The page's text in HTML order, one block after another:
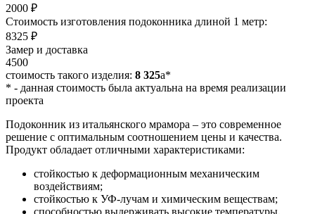
2000 ₽
Стоимость изготовления подоконника длиной 1 метр:
8325 ₽
Замер и доставка
4500
стоимость такого изделия: 8 325a*
* - данная стоимость была актуальна на время реализации
проекта
Подоконник из итальянского мрамора – это современное
решение с оптимальным соотношением цены и качества.
Продукт обладает отличными характеристиками:
стойкостью к деформационным механическим
воздействиям;
стойкостью к УФ-лучам и химическим веществам;
способностью выдерживать высокие температуры.